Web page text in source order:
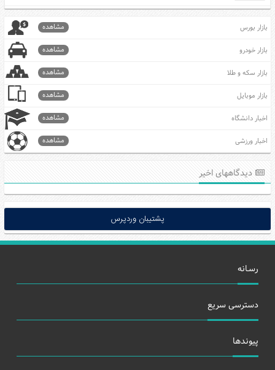
بازار بورس مشاهده
بازار خودرو مشاهده
بازار سکه و طلا مشاهده
بازار موبایل مشاهده
اخبار دانشگاه مشاهده
اخبار ورزشی مشاهده
دیدگاههای اخیر
پشتیبان وردپرس
رسـانه
دسترسی سریع
پیوندها